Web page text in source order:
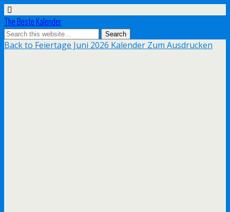
The Beste Kalender
Back to Feiertage Juni 2026 Kalender Zum Ausdrucken